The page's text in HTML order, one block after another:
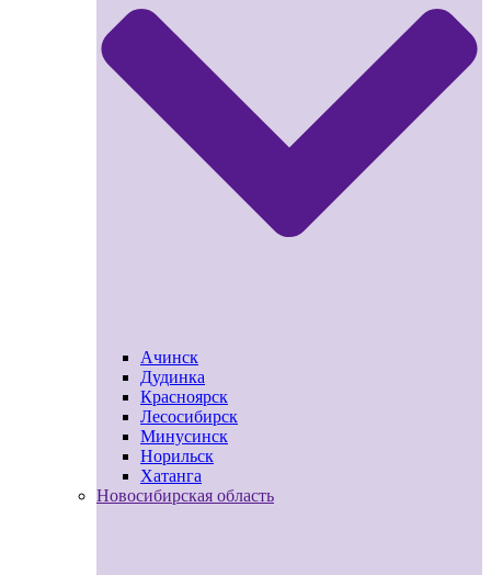
Ачинск
Дудинка
Красноярск
Лесосибирск
Минусинск
Норильск
Хатанга
Новосибирская область